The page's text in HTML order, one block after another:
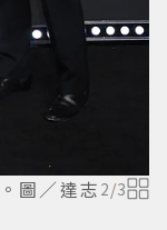
圖／達志 2/3